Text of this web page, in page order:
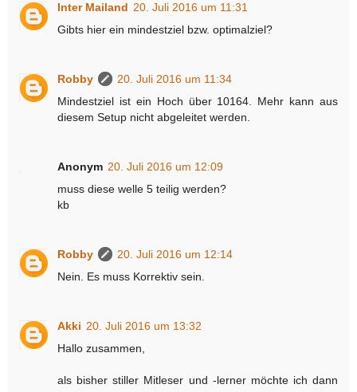
Inter Mailand 20. Juli 2016 um 11:31
Gibts hier ein mindestziel bzw. optimalziel?
Robby
20. Juli 2016 um 11:34
Mindestziel ist ein Hoch über 10164. Mehr kann aus
diesem Setup nicht abgeleitet werden.
Anonym 20. Juli 2016 um 12:09
muss diese welle 5 teilig werden?
kb
Robby
20. Juli 2016 um 12:14
Nein. Es muss Korrektiv sein.
Akki 20. Juli 2016 um 13:32
Hallo zusammen,
als bisher stiller Mitleser und -lerner möchte ich dann